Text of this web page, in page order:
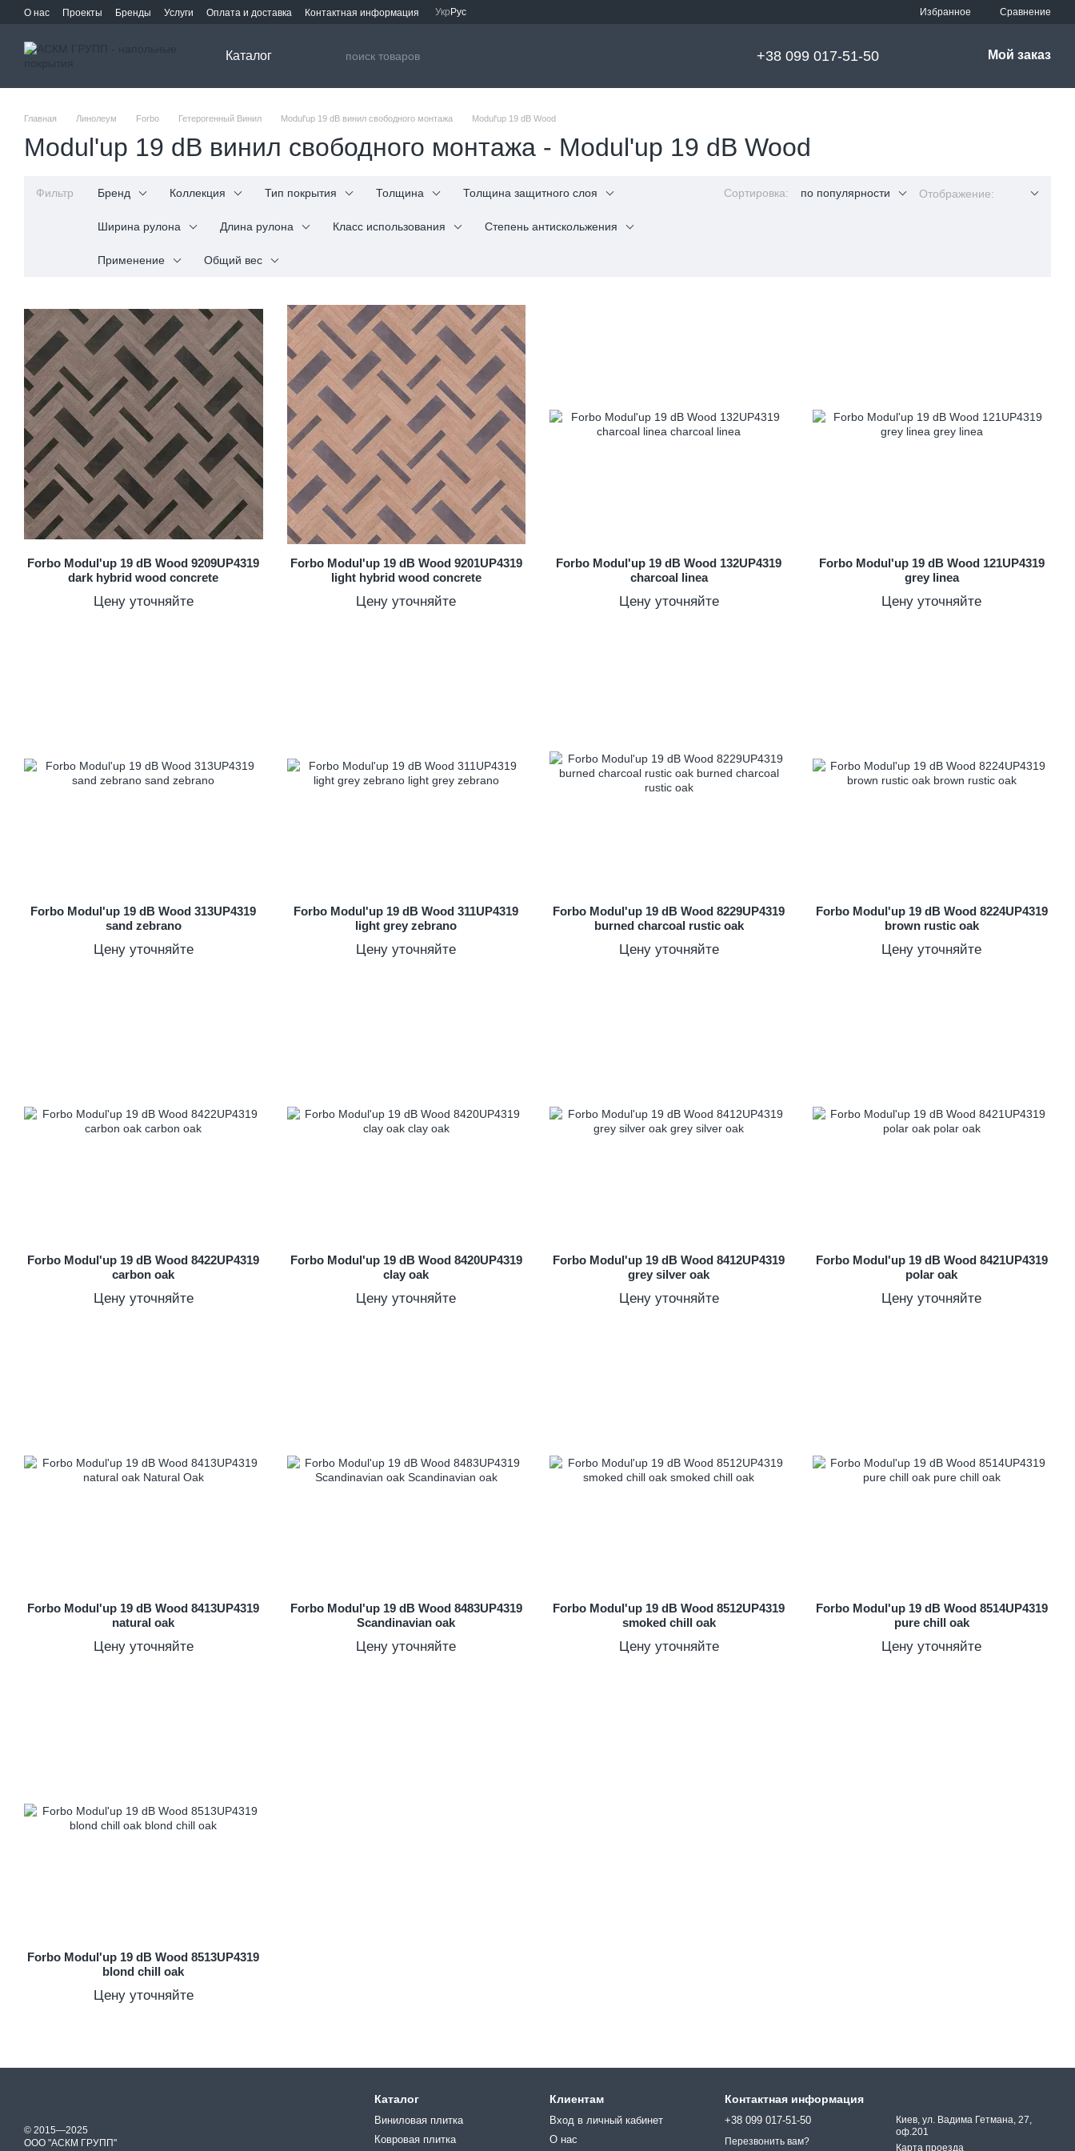
Перейти к основному контенту
О нас Проекты Бренды Услуги Оплата и доставка Контактная информация Укр Рус Избранное Сравнение
Каталог +38 099 017-51-50 Мой заказ
Главная Линолеум Forbo Гетерогенный Винил Modul'up 19 dB винил свободного монтажа Modul'up 19 dB Wood
Modul'up 19 dB винил свободного монтажа - Modul'up 19 dB Wood
Фильтр Бренд Коллекция Тип покрытия Толщина Толщина защитного слоя
Ширина рулона Длина рулона Класс использования Степень антискольжения
Применение Общий вес
Сортировка: по популярности Отображение:
Forbo Modul'up 19 dB Wood 9209UP4319
dark hybrid wood concrete
Цену уточняйте
Forbo Modul'up 19 dB Wood 9201UP4319
light hybrid wood concrete
Цену уточняйте
Forbo Modul'up 19 dB Wood 132UP4319
charcoal linea
Цену уточняйте
Forbo Modul'up 19 dB Wood 121UP4319
grey linea
Цену уточняйте
Forbo Modul'up 19 dB Wood 313UP4319
sand zebrano
Цену уточняйте
Forbo Modul'up 19 dB Wood 311UP4319
light grey zebrano
Цену уточняйте
Forbo Modul'up 19 dB Wood 8229UP4319
burned charcoal rustic oak
Цену уточняйте
Forbo Modul'up 19 dB Wood 8224UP4319
brown rustic oak
Цену уточняйте
Forbo Modul'up 19 dB Wood 8422UP4319
carbon oak
Цену уточняйте
Forbo Modul'up 19 dB Wood 8420UP4319
clay oak
Цену уточняйте
Forbo Modul'up 19 dB Wood 8412UP4319
grey silver oak
Цену уточняйте
Forbo Modul'up 19 dB Wood 8421UP4319
polar oak
Цену уточняйте
Forbo Modul'up 19 dB Wood 8413UP4319
natural oak
Цену уточняйте
Forbo Modul'up 19 dB Wood 8483UP4319
Scandinavian oak
Цену уточняйте
Forbo Modul'up 19 dB Wood 8512UP4319
smoked chill oak
Цену уточняйте
Forbo Modul'up 19 dB Wood 8514UP4319
pure chill oak
Цену уточняйте
Forbo Modul'up 19 dB Wood 8513UP4319
blond chill oak
Цену уточняйте
© 2015—2025
ООО "АСКМ ГРУПП"
Каталог
Виниловая плитка
Ковровая плитка
Клиентам
Вход в личный кабинет
О нас
Контактная информация
+38 099 017-51-50
Перезвонить вам?
Киев, ул. Вадима Гетмана, 27,
оф.201
Карта проезда